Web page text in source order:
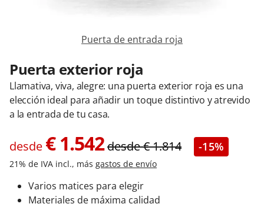
Puerta de entrada roja
Puerta exterior roja
Llamativa, viva, alegre: una puerta exterior roja es una
elección ideal para añadir un toque distintivo y atrevido
a la entrada de tu casa.
desde €1.542desde€1.814 -15%
21% de IVA incl., más gastos de envío
Varios matices para elegir
Materiales de máxima calidad